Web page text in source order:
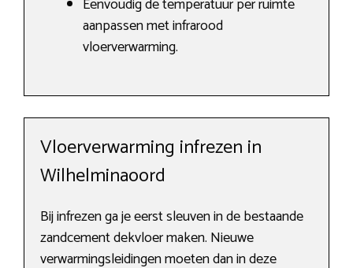
Eenvoudig de temperatuur per ruimte
aanpassen met infrarood
vloerverwarming.
Vloerverwarming infrezen in
Wilhelminaoord
Bij infrezen ga je eerst sleuven in de bestaande
zandcement dekvloer maken. Nieuwe
verwarmingsleidingen moeten dan in deze